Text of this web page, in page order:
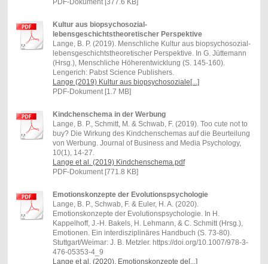
Kultur aus biopsychosozial-
lebensgeschichtstheoretischer Perspektive
Lange, B. P. (2019). Menschliche Kultur aus biopsychosozial-
lebensgeschichtstheoretischer Perspektive. In G. Jüttemann
(Hrsg.), Menschliche Höherentwicklung (S. 145-160).
Lengerich: Pabst Science Publishers.
Lange (2019) Kultur aus biopsychosoziale[...]
PDF-Dokument [1.7 MB]
Kindchenschema in der Werbung
Lange, B. P., Schmitt, M. & Schwab, F. (2019). Too cute not to
buy? Die Wirkung des Kindchenschemas auf die Beurteilung
von Werbung. Journal of Business and Media Psychology,
10(1), 14-27.
Lange et al. (2019) Kindchenschema.pdf
PDF-Dokument [771.8 KB]
Emotionskonzepte der Evolutionspsychologie
Lange, B. P., Schwab, F. & Euler, H. A. (2020).
Emotionskonzepte der Evolutionspsychologie. In H.
Kappelhoff, J.-H. Bakels, H. Lehmann, & C. Schmitt (Hrsg.),
Emotionen. Ein interdisziplinäres Handbuch (S. 73-80).
Stuttgart/Weimar: J. B. Metzler. https://doi.org/10.1007/978-3-
476-05353-4_9
Lange et al. (2020). Emotionskonzepte de[...]